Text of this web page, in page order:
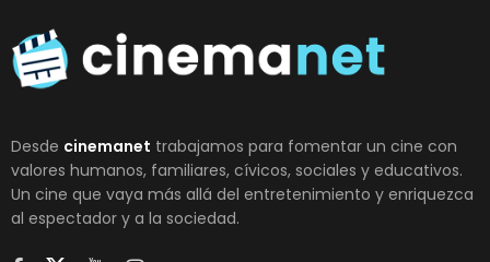
Desde cinemanet trabajamos para fomentar un cine con
valores humanos, familiares, cívicos, sociales y educativos.
Un cine que vaya más allá del entretenimiento y enriquezca
al espectador y a la sociedad.